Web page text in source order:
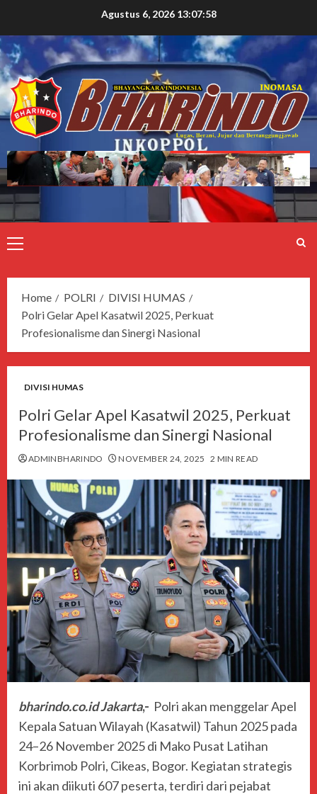
Agustus 6, 2026 13:08:00
Home POLRI
DIVISI HUMAS
Polri Gelar Apel Kasatwil 2025, Perkuat
Profesionalisme dan Sinergi Nasional
DIVISI HUMAS
Polri Gelar Apel Kasatwil 2025, Perkuat
Profesionalisme dan Sinergi Nasional
ADMINBHARINDO NOVEMBER 24, 2025 2 MIN READ
bharindo.co.id Jakarta,- Polri akan menggelar Apel
Kepala Satuan Wilayah (Kasatwil) Tahun 2025 pada
24–26 November 2025 di Mako Pusat Latihan
Korbrimob Polri, Cikeas, Bogor. Kegiatan strategis
ini akan diikuti 607 peserta, terdiri dari pejabat